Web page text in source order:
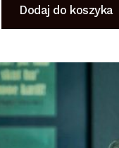
Dodaj do koszyka